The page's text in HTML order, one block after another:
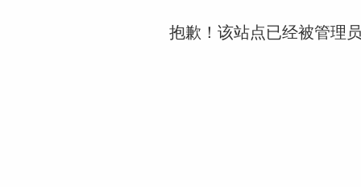
抱歉！该站点已经被管理